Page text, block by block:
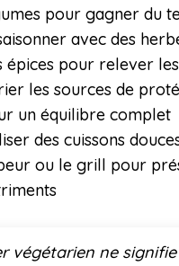
pour gagner du
avec des
épices pour relever
les sources de
un équilibre complet
des cuissons
ou le grill pour
végétarien ne